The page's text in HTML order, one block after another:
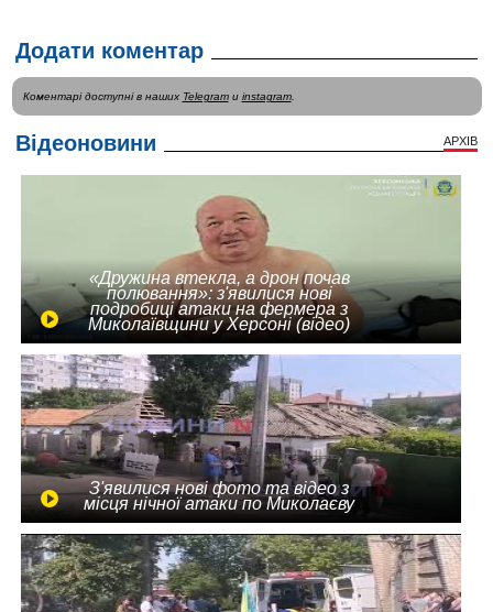
Додати коментар
Коментарі доступні в наших Telegramи instagram.
Відеоновини АРХІВ
«Дружина втекла, а дрон почав
полювання»: з'явилися нові
подробиці атаки на фермера з
Миколаївщини у Херсоні (відео)
З'явилися нові фото та відео з
місця нічної атаки по Миколаєву